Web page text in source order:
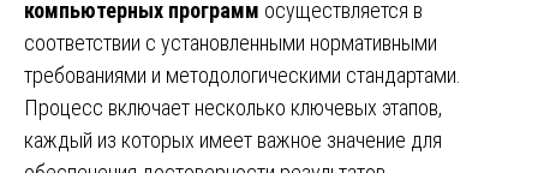
компьютерных программ осуществляется в
соответствии с установленными нормативными
требованиями и методологическими стандартами.
Процесс включает несколько ключевых этапов,
каждый из которых имеет важное значение для